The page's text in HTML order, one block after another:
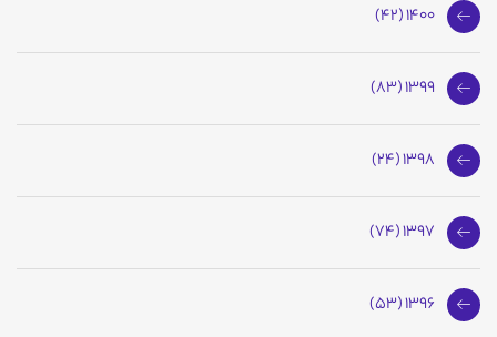
1400 (42)
1399 (83)
1398 (24)
1397 (74)
1396 (53)